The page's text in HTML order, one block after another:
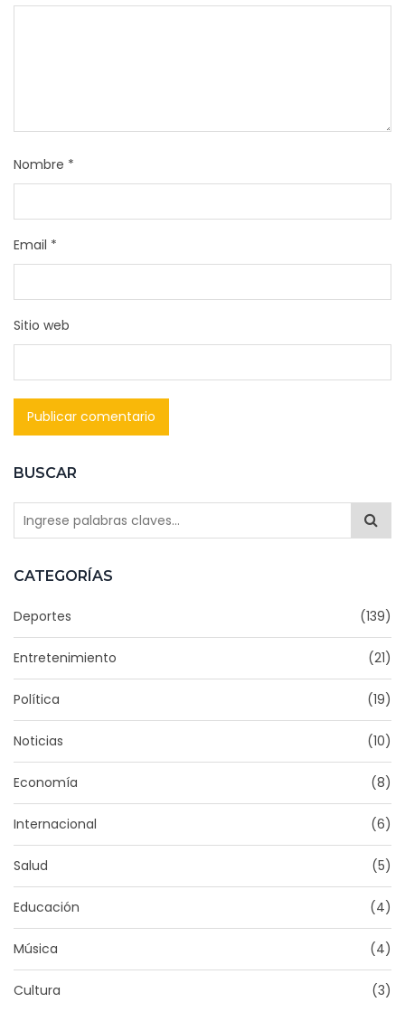
BUSCAR
CATEGORÍAS
Deportes (139)
Entretenimiento (21)
Política (19)
Noticias (10)
Economía (8)
Internacional (6)
Salud (5)
Educación (4)
Música (4)
Cultura (3)
Nombre *
Email *
Sitio web